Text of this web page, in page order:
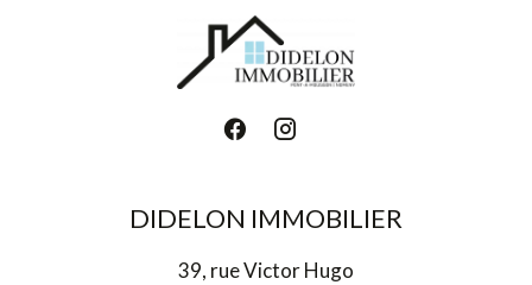
DIDELON IMMOBILIER
39, rue Victor Hugo